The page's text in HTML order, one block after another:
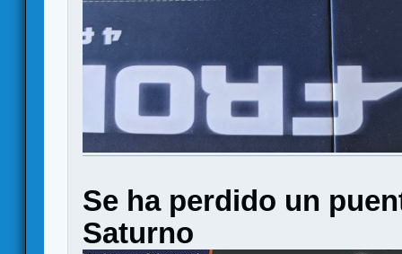
Se ha perdido un
Saturno